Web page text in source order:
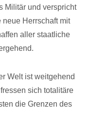
Militär und verspricht
Herrschaft mit
aller staatliche
Welt ist weitgehend
sich totalitäre
die Grenzen des